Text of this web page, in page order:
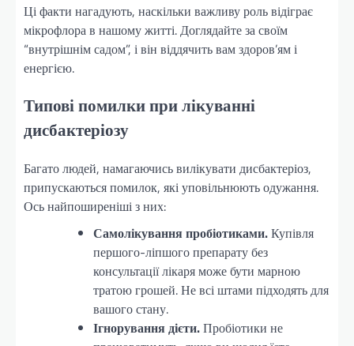
Ці факти нагадують, наскільки важливу роль відіграє
мікрофлора в нашому житті. Доглядайте за своїм
“внутрішнім садом”, і він віддячить вам здоров’ям і
енергією.
Типові помилки при лікуванні
дисбактеріозу
Багато людей, намагаючись вилікувати дисбактеріоз,
припускаються помилок, які уповільнюють одужання.
Ось найпоширеніші з них:
Самолікування пробіотиками.Купівля
першого-ліпшого препарату без
консультації лікаря може бути марною
тратою грошей. Не всі штами підходять для
вашого стану.
Ігнорування дієти.Пробіотики не